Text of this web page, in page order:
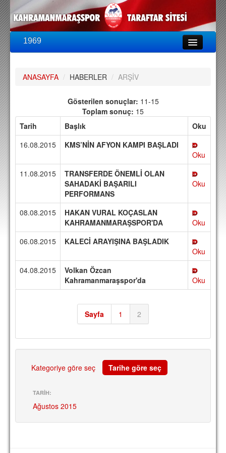
1969
PUAN DURUMU
FİKSTÜR
KADRO
A TAKIM KADROSU
TRANSFERLER
TARAFTAR
BİLETLER
DEPLASMAN
MULTİMEDYA
FOTOĞRAF & VİDEOLAR
SPOR TESİSLERİ
PERSONEL
ANASAYFA / HABERLER / ARŞİV
Gösterilen sonuçlar: 11-15
Toplam sonuç: 15
Tarih
Başlık Oku
Sayfa 1 2
16.08.2015
KMS’NİN AFYON KAMPI BAŞLADI
Oku
11.08.2015
TRANSFERDE ÖNEMLİ OLAN
SAHADAKİ BAŞARILI
PERFORMANS
Oku
08.08.2015
HAKAN VURAL KOÇASLAN
KAHRAMANMARAŞSPOR'DA
Oku
06.08.2015
KALECİ ARAYIŞINA BAŞLADIK
Oku
04.08.2015
Volkan Özcan
Kahramanmaraşspor'da
Oku
Kategoriye göre seç Tarihe göre seç
TARİH:
Ağustos 2015